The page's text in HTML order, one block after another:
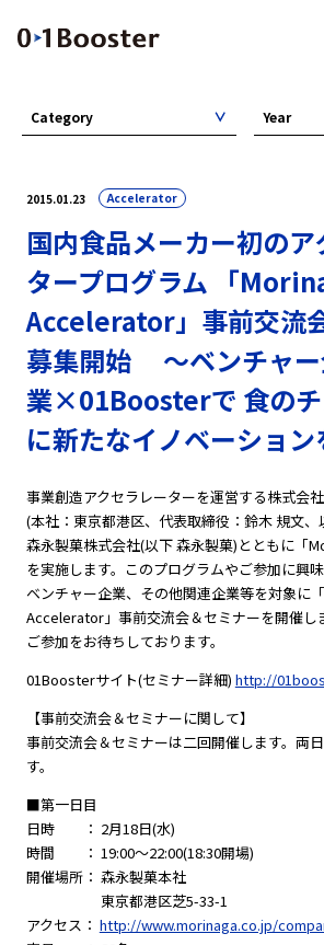
2015.01.23 Accelerator
国内食品メーカー初のア
タープログラム 「
Accelerator」事前交流
募集開始 ～ベンチャ
業×01Boosterで 食のチ
に新たなイノベーション
事業創造アクセラレーターを運営する株式会
(本社：東京都港区、代表取締役：鈴木 規文、
森永製菓株式会社(以下 森永製菓)とともに「
を実施します。このプログラムやご参加に興
ベンチャー企業、その他関連企業等を対象に
Accelerator」事前交流会＆セミナーを開催し
ご参加をお待ちしております。
01Boosterサイト(セミナー詳細) http://
【事前交流会＆セミナーに関して】
事前交流会＆セミナーは二回開催します。両
す。
■第一日目
日時 ： 2月18日(水)
時間 ： 19:00～22:00(18:30開場)
開催場所： 森永製菓本社
東京都港区芝5-33-1
アクセス： http://www.morinaga.co.jp/
Category Year